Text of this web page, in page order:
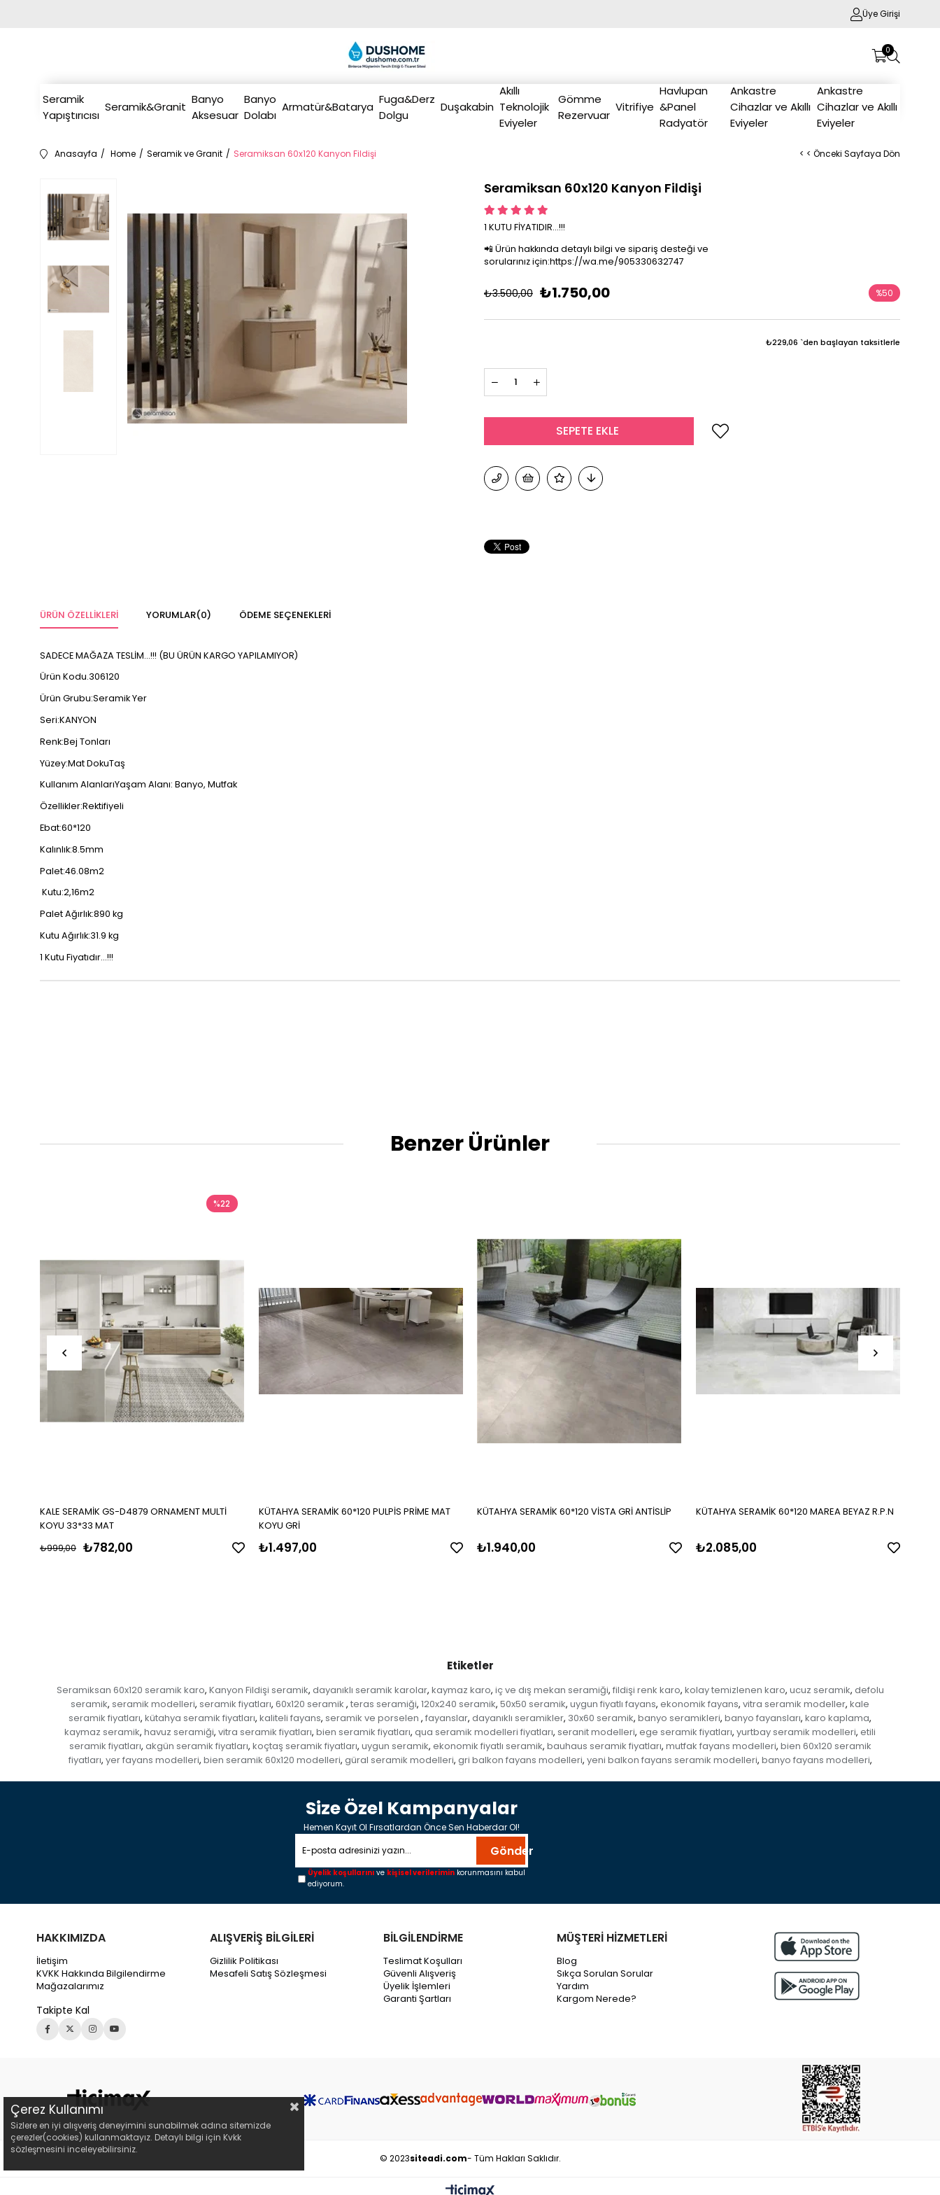
Üye Girişi
0
Seramik
Yapıştırıcısı
Seramik&Granit
Banyo
Aksesuar
Banyo
Dolabı
Armatür&Batarya
Fuga&Derz
Dolgu
Duşakabin
Akıllı
Teknolojik
Eviyeler
Gömme
Rezervuar
Vitrifiye
Havlupan
&Panel
Radyatör
Ankastre
Cihazlar ve Akıllı
Eviyeler
Ankastre
Cihazlar ve Akıllı
Eviyeler
Anasayfa Home Seramik ve Granit Seramiksan 60x120 Kanyon Fildişi < < Önceki Sayfaya Dön
Seramiksan 60x120 Kanyon Fildişi
1 KUTU FİYATIDIR...!!!
📲 Ürün hakkında detaylı bilgi ve sipariş desteği ve
sorularınız için:https://wa.me/905330632747
₺3.500,00 ₺1.750,00 %50
₺229,06 `den başlayan taksitlerle
ÜRÜN ÖZELLIKLERI YORUMLAR(0) ÖDEME SEÇENEKLERI
SADECE MAĞAZA TESLİM...!!! (BU ÜRÜN KARGO YAPILAMIYOR)
Ürün Kodu.306120
Ürün Grubu:Seramik Yer
Seri:KANYON
Renk:Bej Tonları
Yüzey:Mat DokuTaş
Kullanım AlanlarıYaşam Alanı: Banyo, Mutfak
Özellikler:Rektifiyeli
Ebat:60*120
Kalınlık:8.5mm
Palet:46.08m2
Kutu:2,16m2
Palet Ağırlık:890 kg
Kutu Ağırlık:31.9 kg
1 Kutu Fiyatıdır...!!!
Benzer Ürünler
KALE SERAMİK GS-D4879 ORNAMENT MULTİ
KOYU 33*33 MAT
₺782,00
₺999,00
%22
KÜTAHYA SERAMİK 60*120 PULPİS PRİME MAT
KOYU GRİ
₺1.497,00
KÜTAHYA SERAMİK 60*120 VİSTA GRİ ANTİSLİP
₺1.940,00
KÜTAHYA SERAMİK 60*120 MAREA BEYAZ R.P.N
₺2.085,00
Etiketler
Seramiksan 60x120 seramik karo, Kanyon Fildişi seramik, dayanıklı seramik karolar, kaymaz karo, iç ve dış mekan seramiği, fildişi renk karo, kolay temizlenen karo, ucuz seramik, defolu
seramik, seramik modelleri, seramik fiyatları, 60x120 seramik , teras seramiği, 120x240 seramik, 50x50 seramik, uygun fiyatlı fayans, ekonomik fayans, vitra seramik modeller, kale
seramik fiyatları, kütahya seramik fiyatları, kaliteli fayans, seramik ve porselen , fayanslar, dayanıklı seramikler, 30x60 seramik, banyo seramikleri, banyo fayansları, karo kaplama,
kaymaz seramik, havuz seramiği, vitra seramik fiyatları, bien seramik fiyatları, qua seramik modelleri fiyatları, seranit modelleri, ege seramik fiyatları, yurtbay seramik modelleri, etili
seramik fiyatları, akgün seramik fiyatları, koçtaş seramik fiyatları, uygun seramik, ekonomik fiyatlı seramik, bauhaus seramik fiyatları, mutfak fayans modelleri, bien 60x120 seramik
fiyatları, yer fayans modelleri, bien seramik 60x120 modelleri, güral seramik modelleri, gri balkon fayans modelleri, yeni balkon fayans seramik modelleri, banyo fayans modelleri,
Size Özel Kampanyalar
Hemen Kayıt Ol Fırsatlardan Önce Sen Haberdar Ol!
Gönder
Üyelik koşullarını ve kişisel verilerimin korunmasını kabul
ediyorum.
HAKKIMIZDA
İletişim
KVKK Hakkında Bilgilendirme
Mağazalarımız
Takipte Kal
ALIŞVERİŞ BİLGİLERİ
Gizlilik Politikası
Mesafeli Satış Sözleşmesi
BİLGİLENDİRME
Teslimat Koşulları
Güvenli Alışveriş
Üyelik İşlemleri
Garanti Şartları
MÜŞTERİ HİZMETLERİ
Blog
Sıkça Sorulan Sorular
Yardım
Kargom Nerede?
© 2023siteadi.com- Tüm Hakları Saklıdır.
Çerez Kullanımı
Sizlere en iyi alışveriş deneyimini sunabilmek adına sitemizde
çerezler(cookies) kullanmaktayız. Detaylı bilgi için Kvkk
sözleşmesini inceleyebilirsiniz.